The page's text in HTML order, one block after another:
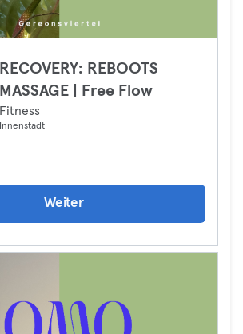
RECOVERY: REBOOTS
MASSAGE | Free Flow
Fitness
Innenstadt
Weiter